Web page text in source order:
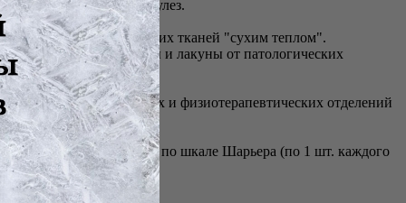
активный туберкулез.
уретры и окружающих тканей "сухим теплом".
освобождают железы и лакуны от патологических
венерологических и физиотерапевтических отделений
№18, 20, 21, 22 и 24 по шкале Шарьера (по 1 шт. каждого